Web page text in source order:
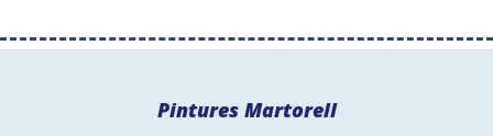
Pintures Martorell